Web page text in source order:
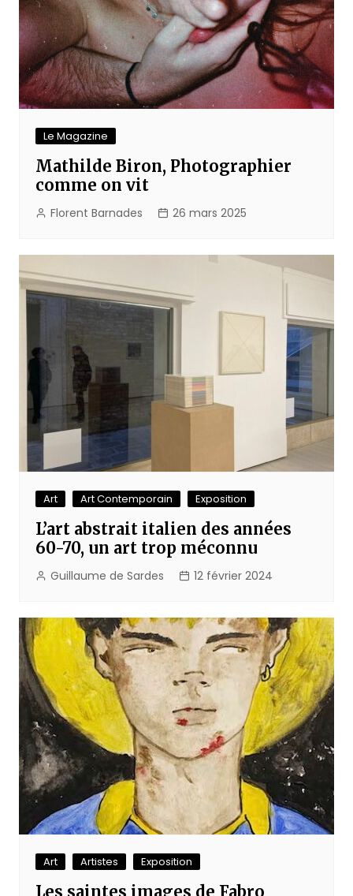
Le Magazine
Mathilde Biron, Photographier
comme on vit
Florent Barnades 26 mars 2025
Art Art Contemporain Exposition
L’art abstrait italien des années
60-70, un art trop méconnu
Guillaume de Sardes 12 février 2024
Art Artistes Exposition
Les saintes images de Fabro